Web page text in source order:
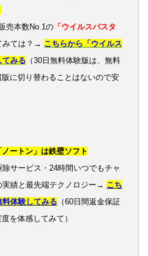
売本数No.1の 「ウイルスバスタ
みては？→ こちらから「ウイルス
てみる （30日無料体験版は、無料
に切り替わることはないので安
ートン」は鉄壁ソフト
除サービス・24時間いつでもチャ
績と最先端テクノロジー→ こち
体験してみる （60日間返金保証
を体感してみて）